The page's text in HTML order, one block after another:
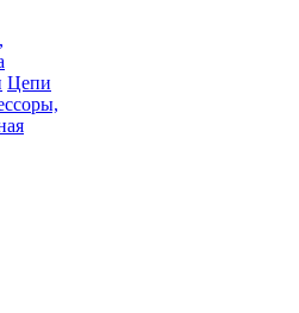
Цепи